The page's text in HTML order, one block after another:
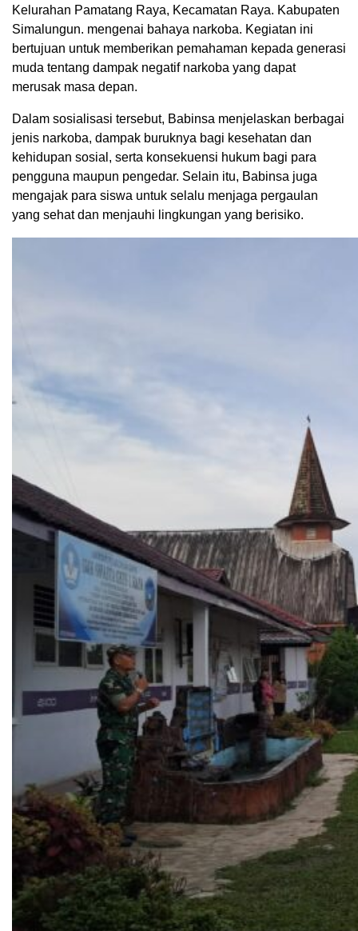
Kelurahan Pamatang Raya, Kecamatan Raya. Kabupaten
Simalungun. mengenai bahaya narkoba. Kegiatan ini
bertujuan untuk memberikan pemahaman kepada generasi
muda tentang dampak negatif narkoba yang dapat
merusak masa depan.
Dalam sosialisasi tersebut, Babinsa menjelaskan berbagai
jenis narkoba, dampak buruknya bagi kesehatan dan
kehidupan sosial, serta konsekuensi hukum bagi para
pengguna maupun pengedar. Selain itu, Babinsa juga
mengajak para siswa untuk selalu menjaga pergaulan
yang sehat dan menjauhi lingkungan yang berisiko.